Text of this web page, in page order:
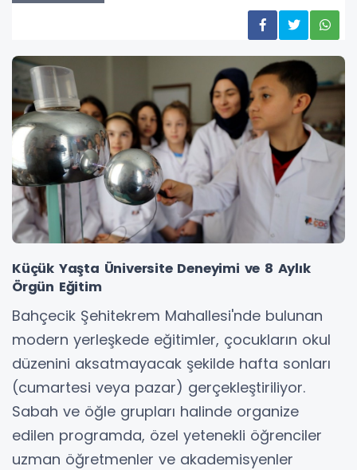
Küçük Yaşta Üniversite Deneyimi ve 8 Aylık
Örgün Eğitim
Bahçecik Şehitekrem Mahallesi'nde bulunan
modern yerleşkede eğitimler, çocukların okul
düzenini aksatmayacak şekilde hafta sonları
(cumartesi veya pazar) gerçekleştiriliyor.
Sabah ve öğle grupları halinde organize
edilen programda, özel yetenekli öğrenciler
uzman öğretmenler ve akademisyenler